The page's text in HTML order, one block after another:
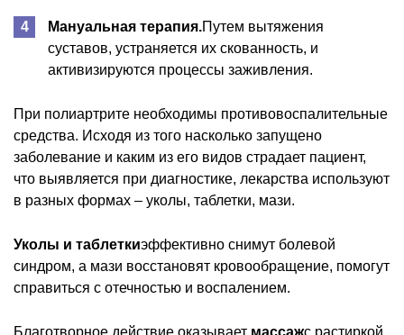
Мануальная терапия.Путем вытяжения
суставов, устраняется их скованность, и
активизируются процессы заживления.
При полиартрите необходимы противовоспалительные
средства. Исходя из того насколько запущено
заболевание и каким из его видов страдает пациент,
что выявляется при диагностике, лекарства используют
в разных формах – уколы, таблетки, мази.
Уколы и таблеткиэффективно снимут болевой
синдром, а мази восстановят кровообращение, помогут
справиться с отечностью и воспалением.
Благотворное действие оказывает массажс растиркой